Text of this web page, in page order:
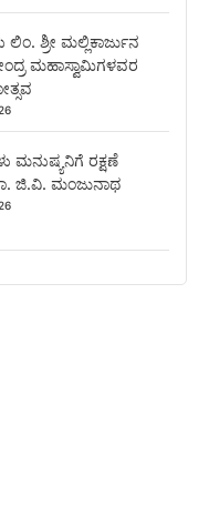
ಲಿಂ. ಶ್ರೀ ಮಲ್ಲಿಕಾರ್ಜುನ
ಮಹಾಸ್ವಾಮಿಗಳವರ
ಮನುಷ್ಯನಿಗೆ ರಕ್ಷಣೆ
ಜಿ.ವಿ. ಮಂಜುನಾಥ